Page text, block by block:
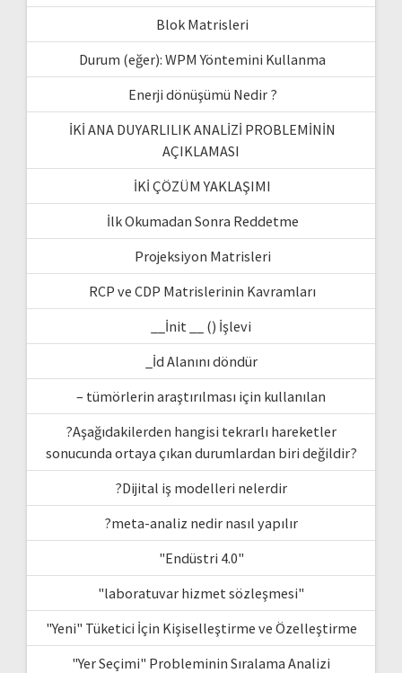
Blok Matrisleri
Durum (eğer): WPM Yöntemini Kullanma
Enerji dönüşümü Nedir ?
İKİ ANA DUYARLILIK ANALİZİ PROBLEMİNİN
AÇIKLAMASI
İKİ ÇÖZÜM YAKLAŞIMI
İlk Okumadan Sonra Reddetme
Projeksiyon Matrisleri
RCP ve CDP Matrislerinin Kavramları
__İnit __ () İşlevi
_İd Alanını döndür
– tümörlerin araştırılması için kullanılan
?Aşağıdakilerden hangisi tekrarlı hareketler
sonucunda ortaya çıkan durumlardan biri değildir?
?Dijital iş modelleri nelerdir
?meta-analiz nedir nasıl yapılır
"Endüstri 4.0"
"laboratuvar hizmet sözleşmesi"
"Yeni" Tüketici İçin Kişiselleştirme ve Özelleştirme
"Yer Seçimi" Probleminin Sıralama Analizi